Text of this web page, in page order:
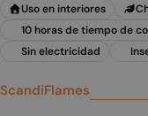
Uso en interiores
10 horas de tiempo de
Sin electricidad
ScandiFlames